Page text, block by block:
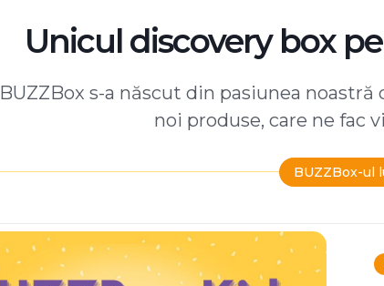
Unicul discovery box
BUZZBox s-a născut din pasiunea
noi produse, care ne fac
BUZZBox-ul